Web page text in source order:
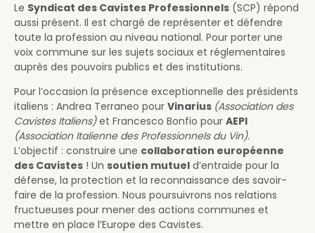
Le Syndicat des Cavistes Professionnels (SCP) répond
aussi présent. Il est chargé de représenter et défendre
toute la profession au niveau national. Pour porter une
voix commune sur les sujets sociaux et réglementaires
auprès des pouvoirs publics et des institutions.
Pour l’occasion la présence exceptionnelle des présidents
italiens : Andrea Terraneo pour Vinarius (Association des
Cavistes Italiens)et Francesco Bonfio pour AEPI
(Association Italienne des Professionnels du Vin).
L’objectif : construire une collaboration européenne
des Cavistes ! Un soutien mutuel d’entraide pour la
défense, la protection et la reconnaissance des savoir-
faire de la profession. Nous poursuivrons nos relations
fructueuses pour mener des actions communes et
mettre en place l’Europe des Cavistes.